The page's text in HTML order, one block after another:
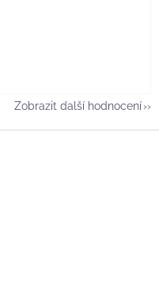
5 z 5 hvězdiček.
Zobrazit další hodnocení